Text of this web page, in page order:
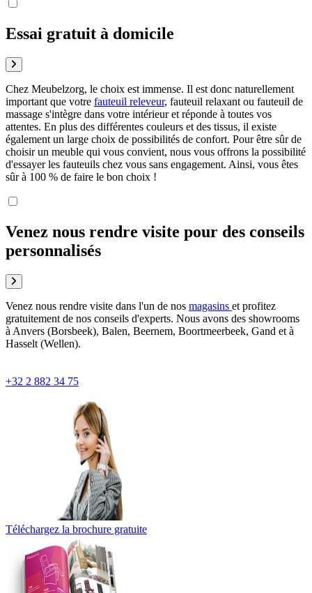
Essai gratuit à domicile
Chez Meubelzorg, le choix est immense. Il est donc naturellement
important que votre fauteuil releveur, fauteuil relaxant ou fauteuil de
massage s'intègre dans votre intérieur et réponde à toutes vos
attentes. En plus des différentes couleurs et des tissus, il existe
également un large choix de possibilités de confort. Pour être sûr de
choisir un meuble qui vous convient, nous vous offrons la possibilité
d'essayer les fauteuils chez vous sans engagement. Ainsi, vous êtes
sûr à 100 % de faire le bon choix !
Venez nous rendre visite pour des conseils
personnalisés
Venez nous rendre visite dans l'un de nos magasins et profitez
gratuitement de nos conseils d'experts. Nous avons des showrooms
à Anvers (Borsbeek), Balen, Beernem, Boortmeerbeek, Gand et à
Hasselt (Wellen).
+32 2 882 34 75
Téléchargez la brochure gratuite